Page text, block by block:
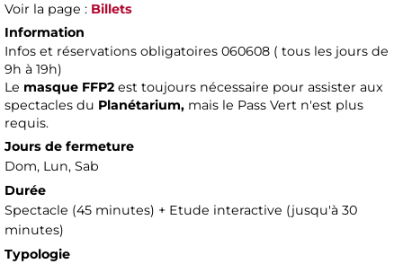
Voir la page : Billets
Information
Infos et réservations obligatoires 060608 ( tous les jours de
9h à 19h)
Le masque FFP2 est toujours nécessaire pour assister aux
spectacles du Planétarium, mais le Pass Vert n'est plus
requis.
Jours de fermeture
Dom, Lun, Sab
Durée
Spectacle (45 minutes) + Etude interactive (jusqu'à 30
minutes)
Typologie